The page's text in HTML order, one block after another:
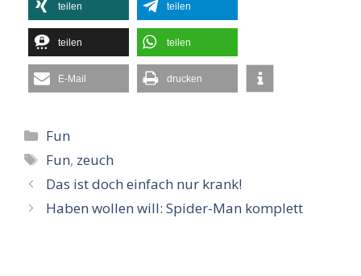
teilen teilen
teilen teilen
E-Mail drucken
Kategorien
Fun
Schlagwörter
Fun, zeuch
Das ist doch einfach nur krank!
Haben wollen will: Spider-Man komplett